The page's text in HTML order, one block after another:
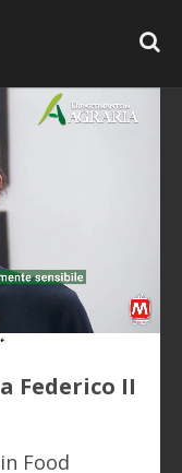
Federico II
Food